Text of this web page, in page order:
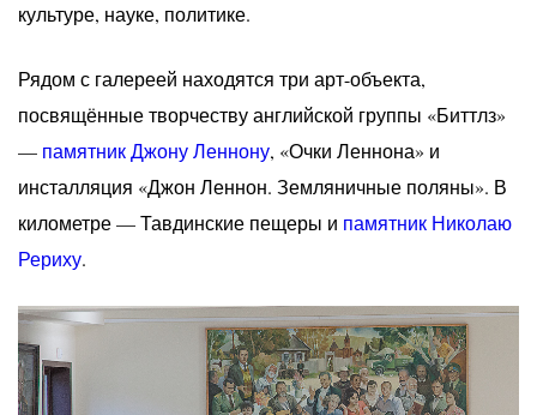
культуре, науке, политике.
Рядом с галереей находятся три арт-объекта,
посвящённые творчеству английской группы «Биттлз»
— памятник Джону Леннону, «Очки Леннона» и
инсталляция «Джон Леннон. Земляничные поляны». В
километре — Тавдинские пещеры и памятник Николаю
Рериху.